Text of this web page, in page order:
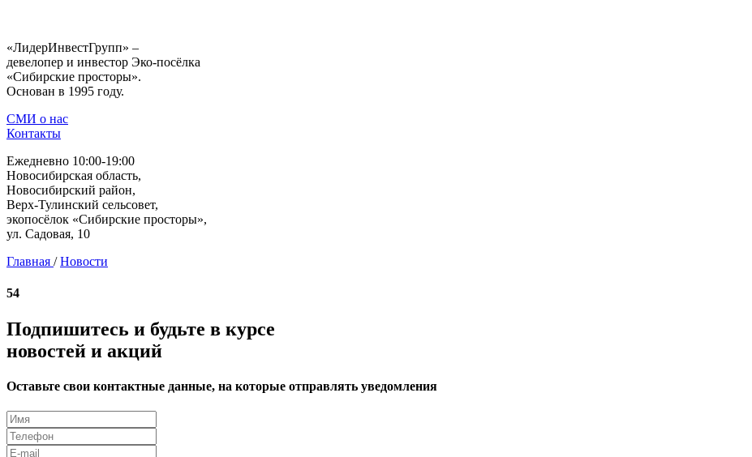
«ЛидерИнвестГрупп» –
девелопер и инвестор Эко-посёлка
«Сибирские просторы».
Основан в 1995 году.
СМИ о нас
Контакты
Ежедневно 10:00-19:00
Новосибирская область,
Новосибирский район,
Верх-Тулинский сельсовет,
экопосёлок «Сибирские просторы»,
ул. Садовая, 10
Главная / Новости
54
Подпишитесь и будьте в курсе
новостей и акций
Оставьте свои контактные данные, на которые отправлять уведомления